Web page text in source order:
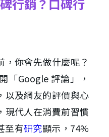
行銷？口碑行
，你會先做什麼呢？
「Google 評論」，
以及網友的評價與心
現代人在消費前習慣
至有研究顯示，74%